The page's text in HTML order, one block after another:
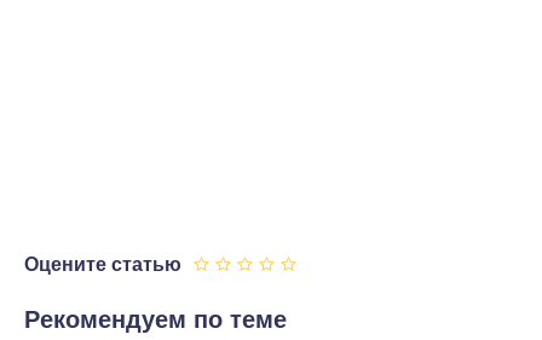
Оцените статью
Рекомендуем по теме